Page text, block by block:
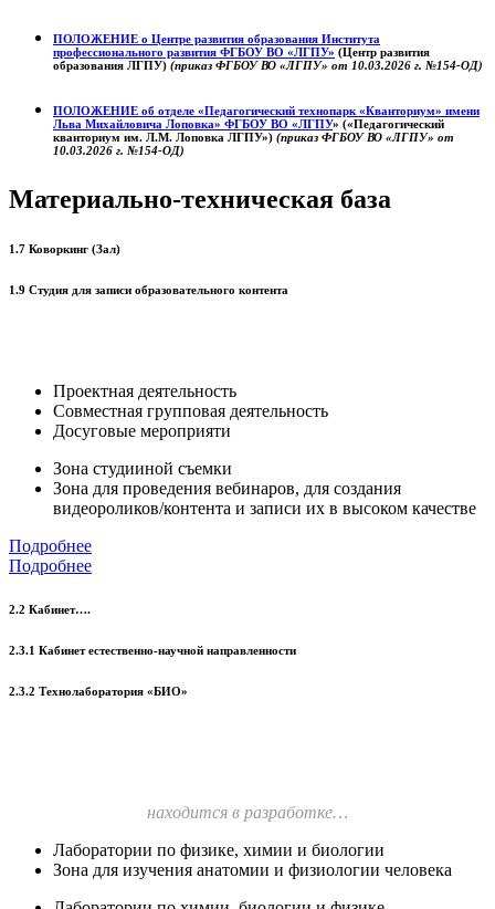
ПОЛОЖЕНИЕ о Центре развития образования Института
профессионального развития ФГБОУ ВО «ЛГПУ» (Центр развития
образования ЛГПУ) (приказ ФГБОУ ВО «ЛГПУ» от 10.03.2026 г. №154-ОД)
ПОЛОЖЕНИЕ об отделе «Педагогический технопарк «Кванториум» имени
Льва Михайловича Лоповка» ФГБОУ ВО «ЛГПУ» («Педагогический
кванториум им. Л.М. Лоповка ЛГПУ») (приказ ФГБОУ ВО «ЛГПУ» от
10.03.2026 г. №154-ОД)
Материально-техническая база
1.7 Коворкинг (Зал)
1.9 Студия для записи образовательного контента
Проектная деятельность
Совместная групповая деятельность
Досуговые мероприяти
Зона студииной съемки
Зона для проведения вебинаров, для создания
видеороликов/контента и записи их в высоком качестве
Подробнее
Подробнее
2.2 Кабинет….
2.3.1 Кабинет естественно-научной направленности
2.3.2 Технолаборатория «БИО»
находится в разработке…
Лаборатории по физике, химии и биологии
Зона для изучения анатомии и физиологии человека